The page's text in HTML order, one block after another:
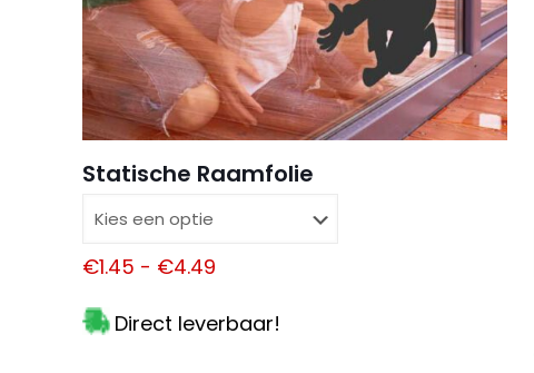
Naam
Statische Raamfolie
€1.45 - €4.49
tot
Direct leverbaar!